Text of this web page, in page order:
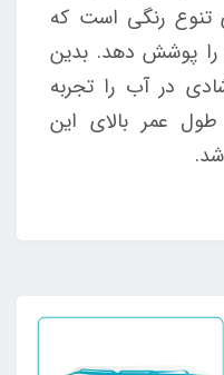
تنوع رنگی است که
را پوشش دهد. بدین
در آب را تجربه
عمر بالای این